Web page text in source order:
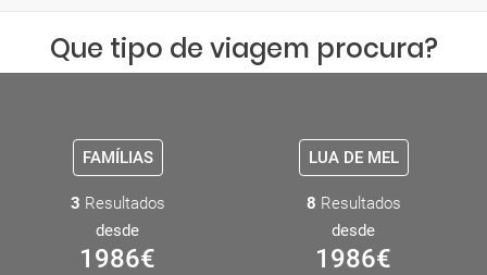
Que tipo de viagem procura?
FAMÍLIAS
3 Resultados
desde
1986€
LUA DE MEL
8 Resultados
desde
1986€